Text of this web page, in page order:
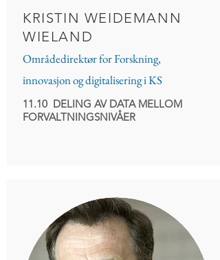
KRISTIN WEIDEMANN
WIELAND
Områdedirektør for Forskning,
innovasjon og digitalisering i KS
11.10 DELING AV DATA MELLOM
FORVALTNINGSNIVÅER